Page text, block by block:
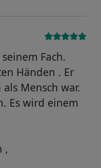
Fach.
Händen . Er
Mensch war.
Es wird einem
,